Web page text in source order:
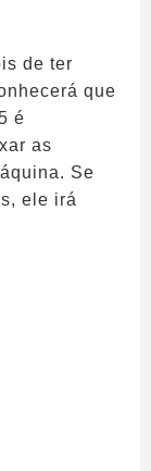
de ter
que
é
as
Se
ele irá